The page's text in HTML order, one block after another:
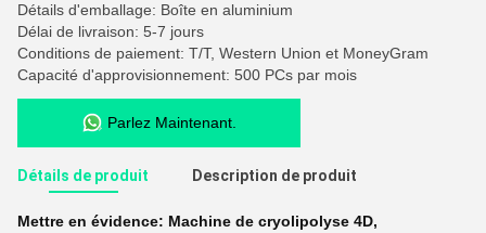
Détails d'emballage: Boîte en aluminium
Délai de livraison: 5-7 jours
Conditions de paiement: T/T, Western Union et MoneyGram
Capacité d'approvisionnement: 500 PCs par mois
Parlez Maintenant.
Détails de produit Description de produit
Mettre en évidence: Machine de cryolipolyse 4D,